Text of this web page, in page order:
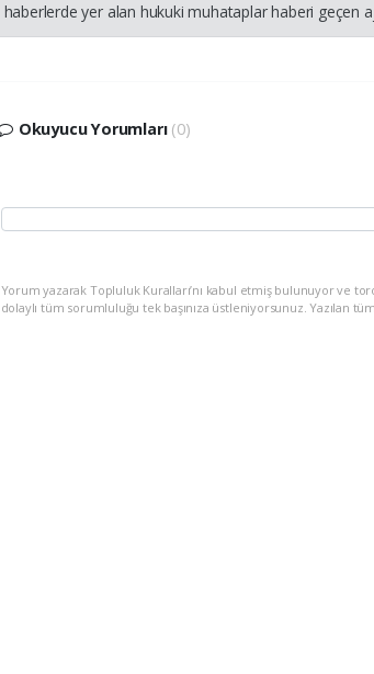
haberlerde yer alan hukuki muhataplar haberi geçen
Okuyucu Yorumları (0)
Yorum yazarak Topluluk Kuralları’nı kabul etmiş bulunuyor ve
dolaylı tüm sorumluluğu tek başınıza üstleniyorsunuz.